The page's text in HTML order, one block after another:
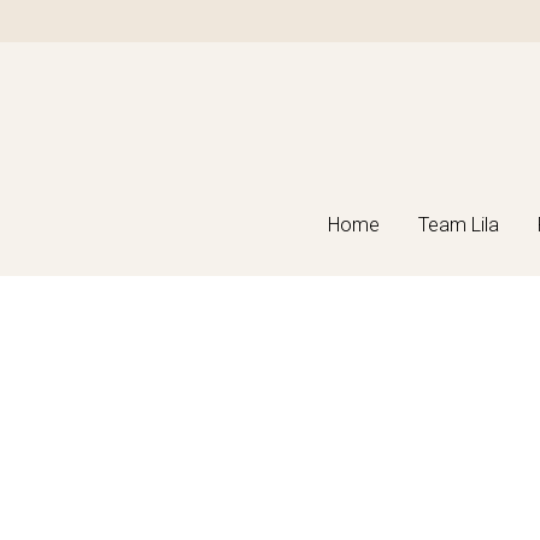
Home Team Lila
Home Team Lila